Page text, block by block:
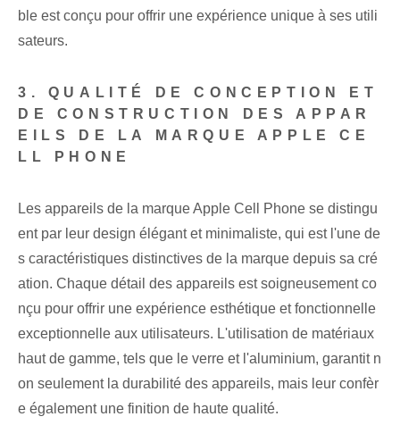
ble est conçu pour offrir une expérience unique à ses utili
sateurs.
3. QUALITÉ DE CONCEPTION ET
DE CONSTRUCTION DES APPAR
EILS DE LA MARQUE APPLE CE
LL PHONE
Les appareils de la marque Apple Cell Phone se distingu
ent par leur design élégant et minimaliste, qui est l'une de
s caractéristiques distinctives de la marque depuis sa cré
ation. Chaque détail des appareils est soigneusement co
nçu pour offrir une expérience esthétique et fonctionnelle⁢
exceptionnelle aux utilisateurs. L'utilisation de matériaux
haut de gamme, tels que le verre⁢ et l'aluminium, garantit n
on seulement la durabilité des appareils, mais leur confèr
e également une finition de haute qualité⁤.